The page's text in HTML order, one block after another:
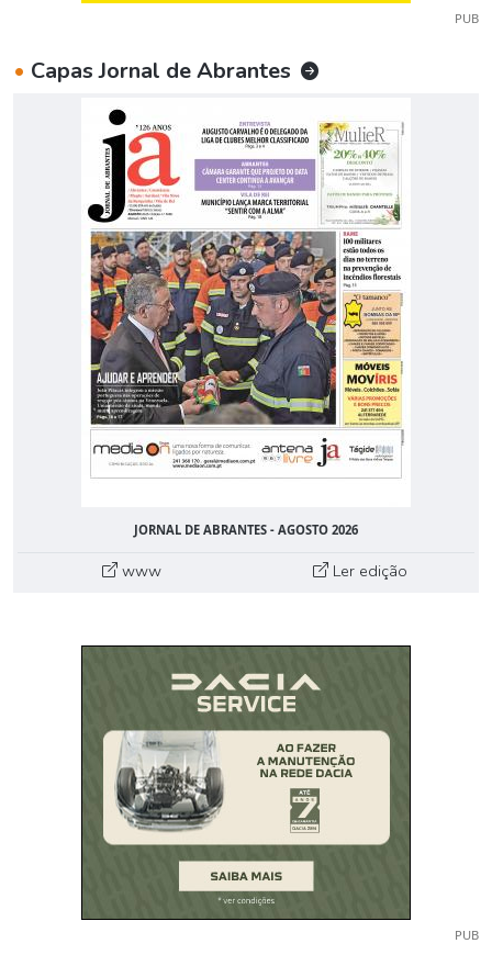
PUB
• Capas Jornal de Abrantes
JORNAL DE ABRANTES - AGOSTO 2026
www Ler edição
PUB